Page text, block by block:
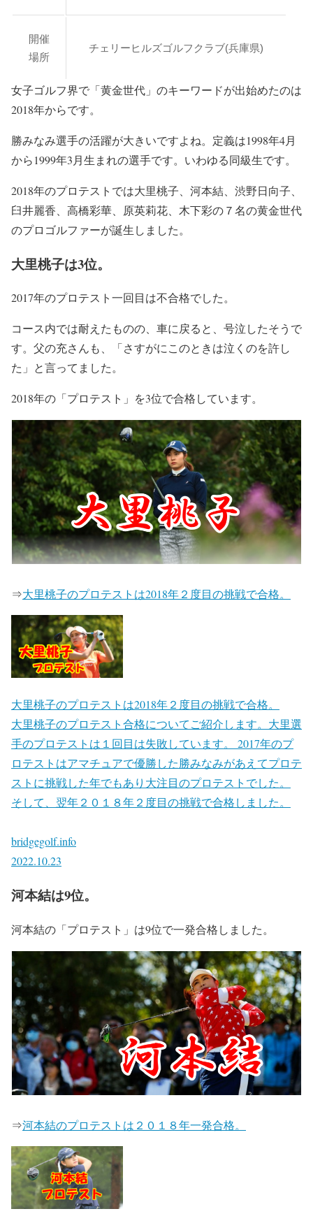
開催
場所
チェリーヒルズゴルフクラブ(兵庫県)
女子ゴルフ界で「黄金世代」のキーワードが出始めたのは
2018年からです。
勝みなみ選手の活躍が大きいですよね。定義は1998年4月
から1999年3月生まれの選手です。いわゆる同級生です。
2018年のプロテストでは大里桃子、河本結、渋野日向子、
臼井麗香、高橋彩華、原英莉花、木下彩の７名の黄金世代
のプロゴルファーが誕生しました。
大里桃子は3位。
2017年のプロテスト一回目は不合格でした。
コース内では耐えたものの、車に戻ると、号泣したそうで
す。父の充さんも、「さすがにこのときは泣くのを許し
た」と言ってました。
2018年の「プロテスト」を3位で合格しています。
⇒大里桃子のプロテストは2018年２度目の挑戦で合格。
大里桃子のプロテストは2018年２度目の挑戦で合格。
大里桃子のプロテスト合格についてご紹介します。大里選
手のプロテストは１回目は失敗しています。 2017年のプ
ロテストはアマチュアで優勝した勝みなみがあえてプロテ
ストに挑戦した年でもあり大注目のプロテストでした。
そして、翌年２０１８年２度目の挑戦で合格しました。
bridgegolf.info
2022.10.23
河本結は9位。
河本結の「プロテスト」は9位で一発合格しました。
⇒河本結のプロテストは２０１８年一発合格。